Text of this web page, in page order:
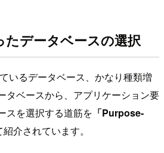
たデータベースの選択
いるデータベース、かなり種類増
タベースから、アプリケーション要
スを選択する道筋を 「Purpose-
紹介されています。